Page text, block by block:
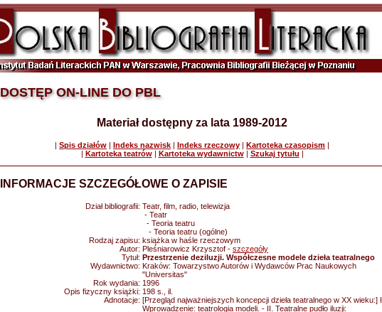
DOSTĘP ON-LINE DO PBL
Materiał dostępny za lata 1989-2012
| Spis działów | Indeks nazwisk | Indeks rzeczowy | Kartoteka czasopism |
| Kartoteka teatrów| Kartoteka wydawnictw| Szukaj tytułu |
INFORMACJE SZCZEGÓŁOWE O ZAPISIE
Dział bibliografii: Teatr, film, radio, telewizja
- Teatr
- Teoria teatru
- Teoria teatru (ogólne)
Rodzaj zapisu: książka w haśle rzeczowym
Autor: Pleśniarowicz Krzysztof - szczegóły
Tytuł: Przestrzenie deziluzji. Współczesne modele dzieła teatralnego
Wydawnictwo: Kraków: Towarzystwo Autorów i Wydawców Prac Naukowych
"Universitas"
Rok wydania: 1996
Opis fizyczny książki: 198 s., il.
Adnotacje: [Przegląd najważniejszych koncepcji dzieła teatralnego w XX wieku:] I.
Wprowadzenie: teatrologia modeli. - II. Teatralne pudło iluzji: